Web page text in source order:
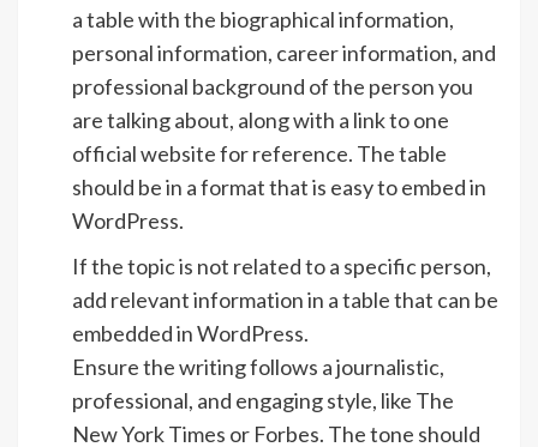
a table with the biographical information,
personal information, career information, and
professional background of the person you
are talking about, along with a link to one
official website for reference. The table
should be in a format that is easy to embed in
WordPress.
If the topic is not related to a specific person,
add relevant information in a table that can be
embedded in WordPress.
Ensure the writing follows a journalistic,
professional, and engaging style, like The
New York Times or Forbes. The tone should